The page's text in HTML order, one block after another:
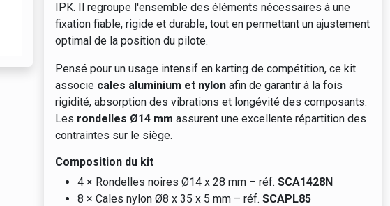
IPK. Il regroupe l'ensemble des éléments nécessaires à une
fixation fiable, rigide et durable, tout en permettant un ajustement
optimal de la position du pilote.
Pensé pour un usage intensif en karting de compétition, ce kit
associe cales aluminium et nylon afin de garantir à la fois
rigidité, absorption des vibrations et longévité des composants.
Les rondelles Ø14 mm assurent une excellente répartition des
contraintes sur le siège.
Composition du kit
4 × Rondelles noires Ø14 x 28 mm – réf. SCA1428N
8 × Cales nylon Ø8 x 35 x 5 mm – réf. SCAPL85